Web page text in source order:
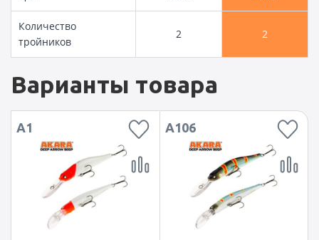
Количество
тройников
2 2
Варианты товара
А1 А106